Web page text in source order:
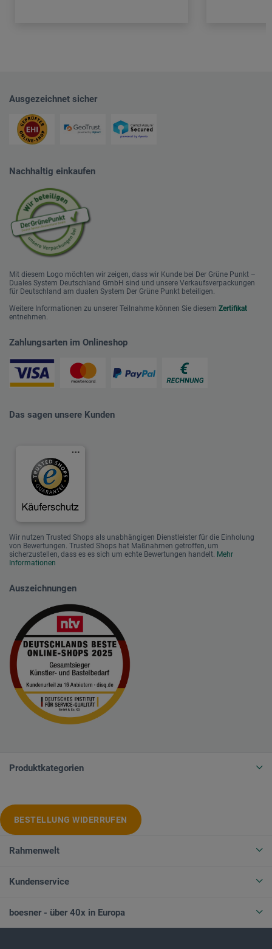
Ausgezeichnet sicher
Nachhaltig einkaufen
Mit diesem Logo möchten wir zeigen, dass wir Kunde bei Der Grüne Punkt –
Duales System Deutschland GmbH sind und unsere Verkaufsverpackungen
für Deutschland am dualen System Der Grüne Punkt beteiligen.
Weitere Informationen zu unserer Teilnahme können Sie diesem Zertifikat
entnehmen.
Zahlungsarten im Onlineshop
Das sagen unsere Kunden
Wir nutzen Trusted Shops als unabhängigen Dienstleister für die Einholung
von Bewertungen. Trusted Shops hat Maßnahmen getroffen, um
sicherzustellen, dass es es sich um echte Bewertungen handelt. Mehr
Informationen
Auszeichnungen
Produktkategorien
BESTELLUNG WIDERRUFEN
Rahmenwelt
Kundenservice
boesner - über 40x in Europa